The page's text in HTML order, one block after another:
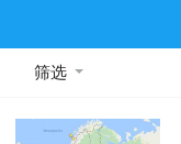
筛选